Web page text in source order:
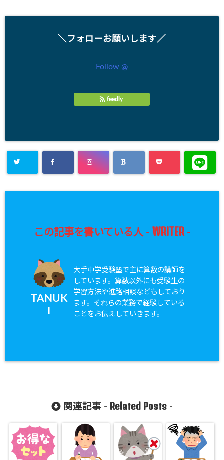
＼フォローお願いします／
Follow @
feedly
この記事を書いている人 - WRITER-
TANUK
大手中学受験塾で主に算数の講師を
しています。算数以外にも受験生の
学習方法や進路相談などもしており
ます。それらの業務で経験している
ことをお伝えしていきます。
関連記事 - Related Posts-